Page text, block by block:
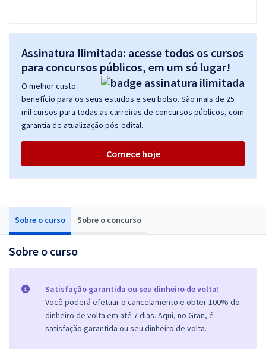
Sobre o curso Sobre o concurso
Sobre o curso
Satisfação garantida ou seu dinheiro de volta!
Você poderá efetuar o cancelamento e obter 100% do
dinheiro de volta em até 7 dias. Aqui, no Gran, é
satisfação garantida ou seu dinheiro de volta.
Assinatura Ilimitada: acesse todos os cursos
para concursos públicos, em um só lugar!
O melhor custo
benefício para os seus estudos e seu bolso. São mais de 25
mil cursos para todas as carreiras de concursos públicos, com
garantia de atualização pós-edital.
Comece hoje